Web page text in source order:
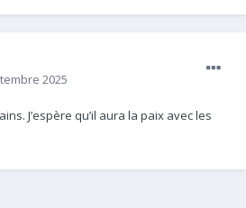
2025
J’espère qu’il aura la paix avec les